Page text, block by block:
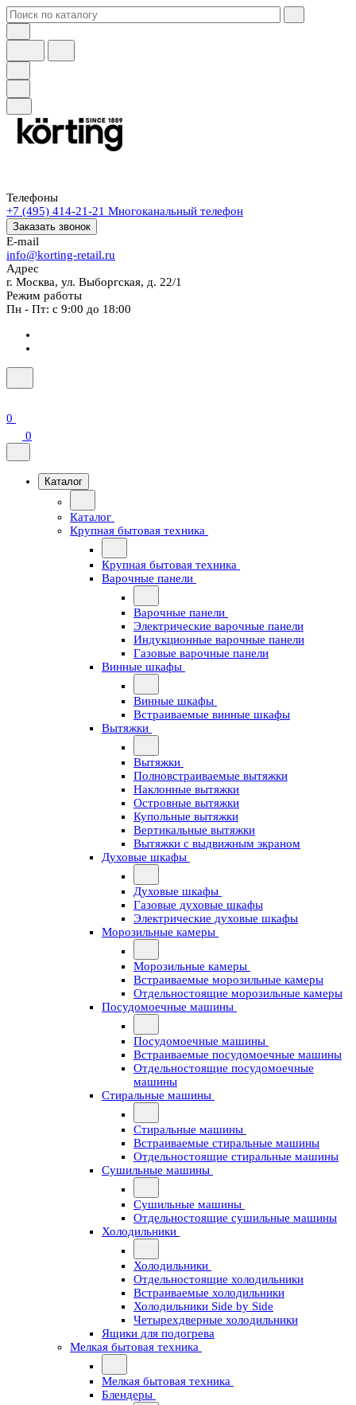
Телефоны
+7 (495) 414-21-21 Многоканальный телефон
Заказать звонок
E-mail
info@korting-retail.ru
Адрес
г. Москва, ул. Выборгская, д. 22/1
Режим работы
Пн - Пт: с 9:00 до 18:00
0
0
Каталог
Каталог
Крупная бытовая техника
Крупная бытовая техника
Варочные панели
Варочные панели
Электрические варочные панели
Индукционные варочные панели
Газовые варочные панели
Винные шкафы
Винные шкафы
Встраиваемые винные шкафы
Вытяжки
Вытяжки
Полновстраиваемые вытяжки
Наклонные вытяжки
Островные вытяжки
Купольные вытяжки
Вертикальные вытяжки
Вытяжки с выдвижным экраном
Духовые шкафы
Духовые шкафы
Газовые духовые шкафы
Электрические духовые шкафы
Морозильные камеры
Морозильные камеры
Встраиваемые морозильные камеры
Отдельностоящие морозильные камеры
Посудомоечные машины
Посудомоечные машины
Встраиваемые посудомоечные машины
Отдельностоящие посудомоечные
машины
Стиральные машины
Стиральные машины
Встраиваемые стиральные машины
Отдельностоящие стиральные машины
Сушильные машины
Сушильные машины
Отдельностоящие сушильные машины
Холодильники
Холодильники
Отдельностоящие холодильники
Встраиваемые холодильники
Холодильники Side by Side
Четырехдверные холодильники
Ящики для подогрева
Мелкая бытовая техника
Мелкая бытовая техника
Блендеры